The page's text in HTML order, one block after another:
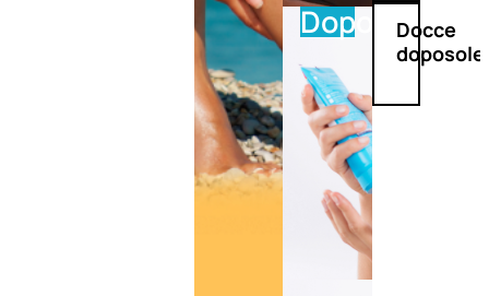
Doposole
Docce
doposole